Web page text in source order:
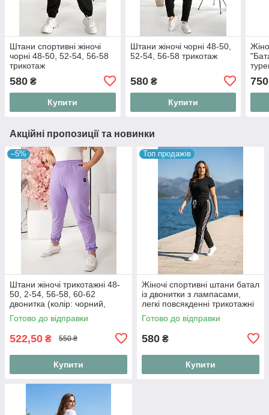
Штани спортивні жіночі
чорні 48-50, 52-54, 56-58
трикотаж
580 ₴
Купити
Штани жіночі чорні 48-50,
52-54, 56-58 трикотаж
580₴
Купити
750
Акційні пропозиції та новинки
–5%
Штани жіночі трикотажні 48-
50, 2-54, 56-58, 60-62
двонитка (колір: чорний,
сірий, фіалка, капучино,
небесний)
Готово до відправки
522,50 ₴ 550 ₴
Купити
Топ продажів
Жіночі спортивні штани батал
із двонитки з лампасами,
легкі повсякденні трикотажні
брюки на резинці "Sport
Active", розміри 52-56
Готово до відправки
580 ₴
Купити